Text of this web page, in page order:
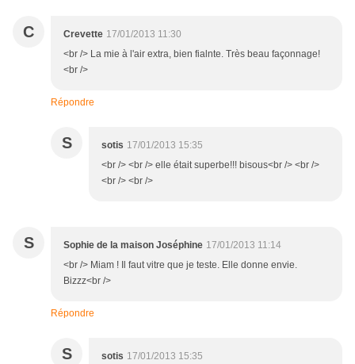
C Crevette 17/01/2013 11:30
<br /> La mie à l'air extra, bien fialnte. Très beau façonnage!
<br />
Répondre
S sotis 17/01/2013 15:35
<br /> <br /> elle était superbe!!! bisous<br /> <br />
<br /> <br />
S Sophie de la maison Joséphine 17/01/2013 11:14
<br /> Miam ! Il faut vitre que je teste. Elle donne envie.
Bizzz<br />
Répondre
S sotis 17/01/2013 15:35